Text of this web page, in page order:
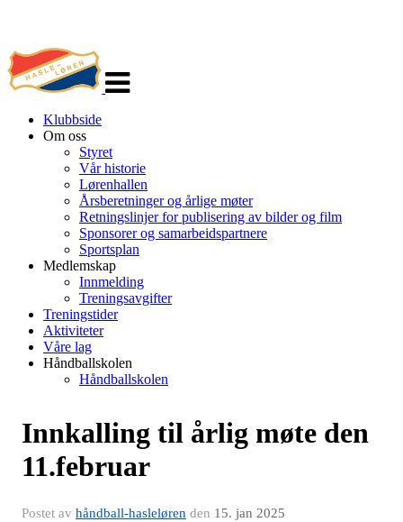
navigasjon
Klubbside
Om oss
Styret
Vår historie
Lørenhallen
Årsberetninger og årlige møter
Retningslinjer for publisering av bilder og film
Sponsorer og samarbeidspartnere
Sportsplan
Medlemskap
Innmelding
Treningsavgifter
Treningstider
Aktiviteter
Våre lag
Håndballskolen
Håndballskolen
Innkalling til årlig møte den
11.februar
Postet av håndball-hasleløren den 15. jan 2025